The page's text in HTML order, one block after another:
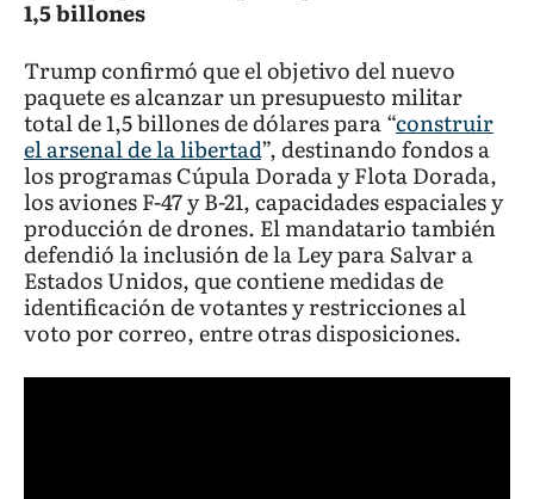
1,5 billones
Trump confirmó que el objetivo del nuevo
paquete es alcanzar un presupuesto militar
total de 1,5 billones de dólares para “construir
el arsenal de la libertad”, destinando fondos a
los programas Cúpula Dorada y Flota Dorada,
los aviones F-47 y B-21, capacidades espaciales y
producción de drones. El mandatario también
defendió la inclusión de la Ley para Salvar a
Estados Unidos, que contiene medidas de
identificación de votantes y restricciones al
voto por correo, entre otras disposiciones.